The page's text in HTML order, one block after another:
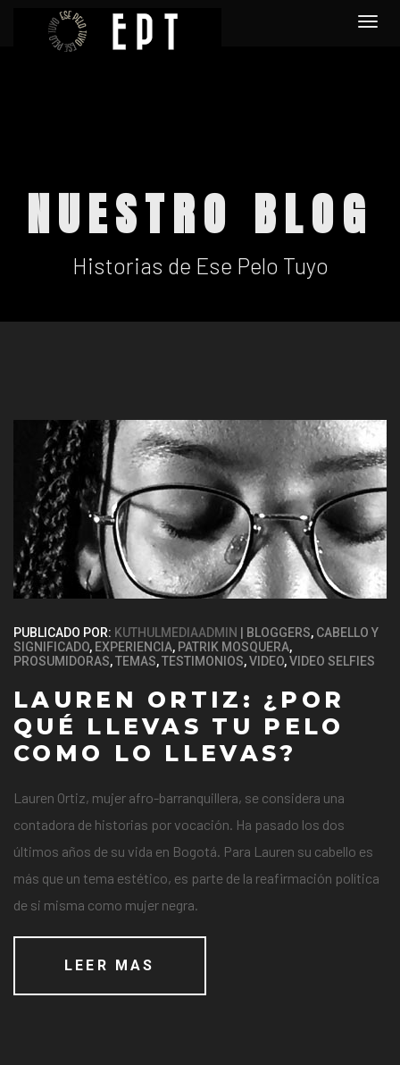
NUESTRO BLOG
Historias de Ese Pelo Tuyo
PUBLICADO POR: KUTHULMEDIAADMIN BLOGGERS, CABELLO Y
SIGNIFICADO, EXPERIENCIA, PATRIK MOSQUERA,
PROSUMIDORAS,TEMAS,TESTIMONIOS,VIDEO,VIDEO SELFIES
LAUREN ORTIZ: ¿POR
QUÉ LLEVAS TU PELO
COMO LO LLEVAS?
Lauren Ortiz, mujer afro-barranquillera, se considera una
contadora de historias por vocación. Ha pasado los dos
últimos años de su vida en Bogotá. Para Lauren su cabello es
más que un tema estético, es parte de la reafirmación política
de si misma como mujer negra.
LEER MAS